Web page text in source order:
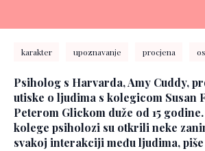
karakter upoznavanje procjena
Psiholog s Harvarda, Amy Cuddy,
utiske o ljudima s kolegicom Susan
Peterom Glickom duže od 15
kolege psiholozi su otkrili neke
svakoj interakciji među ljudima,